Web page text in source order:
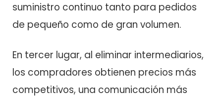
suministro continuo tanto para pedidos
de pequeño como de gran volumen.
En tercer lugar, al eliminar intermediarios,
los compradores obtienen precios más
competitivos, una comunicación más